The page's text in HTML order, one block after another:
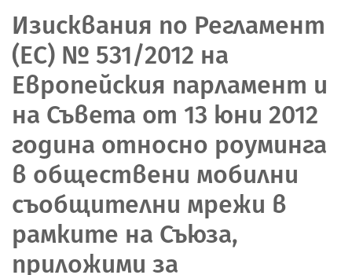
Изисквания по Регламент
(ЕС) № 531/2012 на
Европейския парламент и
на Съвета от 13 юни 2012
година относно роуминга
в обществени мобилни
съобщителни мрежи в
рамките на Съюза,
приложими за